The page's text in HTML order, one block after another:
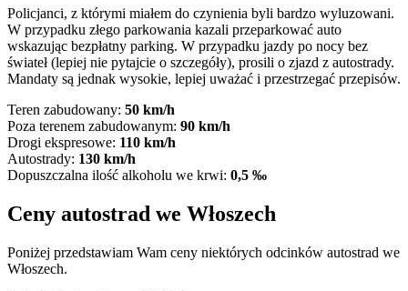
Policjanci, z którymi miałem do czynienia byli bardzo wyluzowani.
W przypadku złego parkowania kazali przeparkować auto
wskazując bezpłatny parking. W przypadku jazdy po nocy bez
świateł (lepiej nie pytajcie o szczegóły), prosili o zjazd z autostrady.
Mandaty są jednak wysokie, lepiej uważać i przestrzegać przepisów.
Teren zabudowany: 50 km/h
Poza terenem zabudowanym: 90 km/h
Drogi ekspresowe: 110 km/h
Autostrady: 130 km/h
Dopuszczalna ilość alkoholu we krwi: 0,5 ‰
Ceny autostrad we Włoszech
Poniżej przedstawiam Wam ceny niektórych odcinków autostrad we
Włoszech.